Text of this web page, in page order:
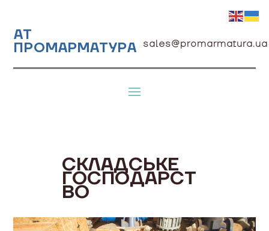
АТ
ПРОМАРМАТУРА sales@promarmatura.ua
СКЛАДСЬКЕ
ГОСПОДАРСТ
ВО